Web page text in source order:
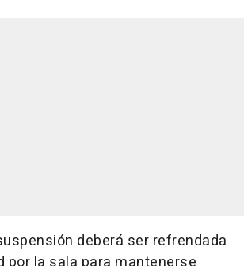
deberá ser refrendada